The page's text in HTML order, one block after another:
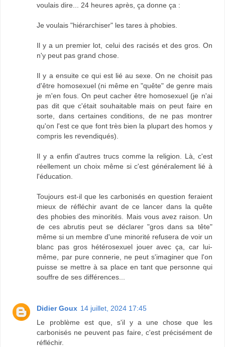
voulais dire... 24 heures après, ça donne ça :
Je voulais "hiérarchiser" les tares à phobies.
Il y a un premier lot, celui des racisés et des gros. On
n'y peut pas grand chose.
Il y a ensuite ce qui est lié au sexe. On ne choisit pas
d'être homosexuel (ni même en "quête" de genre mais
je m'en fous. On peut cacher être homosexuel (je n'ai
pas dit que c'était souhaitable mais on peut faire en
sorte, dans certaines conditions, de ne pas montrer
qu'on l'est ce que font très bien la plupart des homos y
compris les revendiqués).
Il y a enfin d'autres trucs comme la religion. Là, c'est
réellement un choix même si c'est généralement lié à
l'éducation.
Toujours est-il que les carbonisés en question feraient
mieux de réfléchir avant de ce lancer dans la quête
des phobies des minorités. Mais vous avez raison. Un
de ces abrutis peut se déclarer "gros dans sa tête"
même si un membre d'une minorité refusera de voir un
blanc pas gros hétérosexuel jouer avec ça, car lui-
même, par pure connerie, ne peut s'imaginer que l'on
puisse se mettre à sa place en tant que personne qui
souffre de ses différences...
Didier Goux 14 juillet, 2024 17:45
Le problème est que, s'il y a une chose que les
carbonisés ne peuvent pas faire, c'est précisément de
réfléchir.